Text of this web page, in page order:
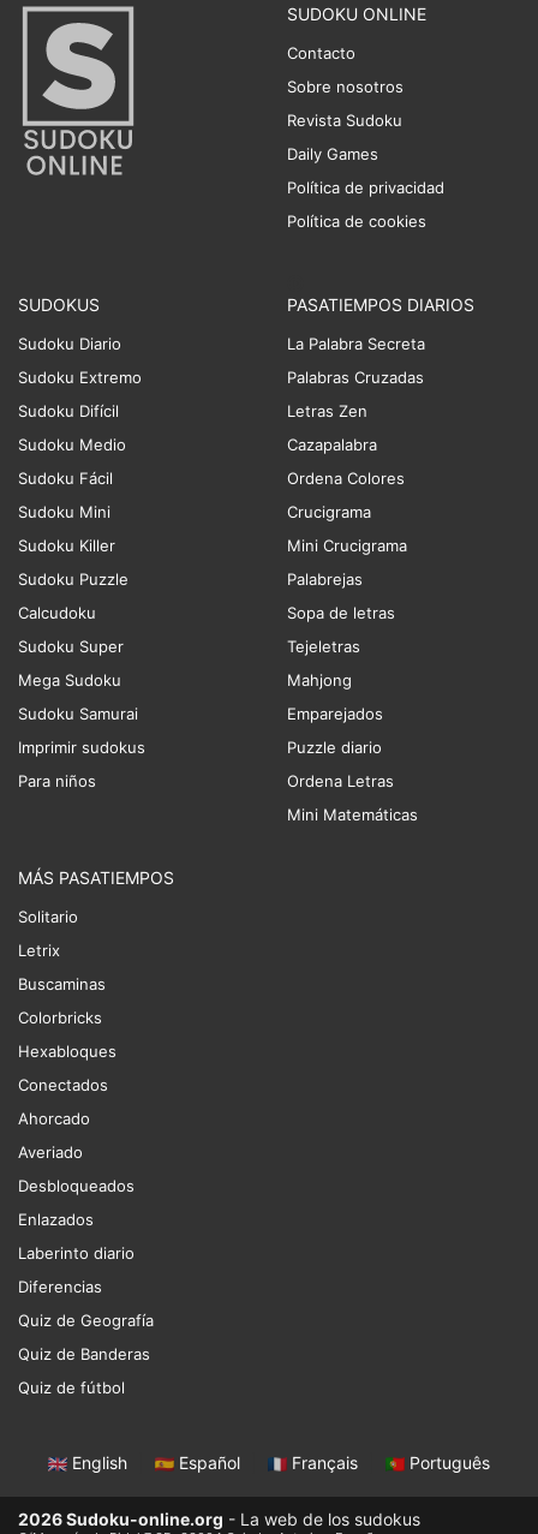
SUDOKU ONLINE
Contacto
Sobre nosotros
Revista Sudoku
Daily Games
Política de privacidad
Política de cookies
SUDOKUS
Sudoku Diario
Sudoku Extremo
Sudoku Difícil
Sudoku Medio
Sudoku Fácil
Sudoku Mini
Sudoku Killer
Sudoku Puzzle
Calcudoku
Sudoku Super
Mega Sudoku
Sudoku Samurai
Imprimir sudokus
Para niños
PASATIEMPOS DIARIOS
La Palabra Secreta
Palabras Cruzadas
Letras Zen
Cazapalabra
Ordena Colores
Crucigrama
Mini Crucigrama
Palabrejas
Sopa de letras
Tejeletras
Mahjong
Emparejados
Puzzle diario
Ordena Letras
Mini Matemáticas
MÁS PASATIEMPOS
Solitario
Letrix
Buscaminas
Colorbricks
Hexabloques
Conectados
Ahorcado
Averiado
Desbloqueados
Enlazados
Laberinto diario
Diferencias
Quiz de Geografía
Quiz de Banderas
Quiz de fútbol
English Español Français Português
2026 Sudoku-online.org - La web de los sudokus